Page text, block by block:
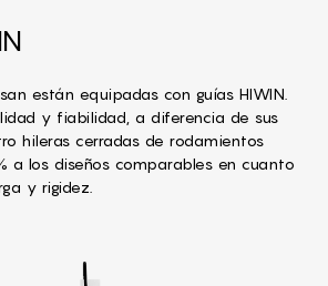
están equipadas con guías HIWIN.
y fiabilidad, a diferencia de sus
hileras cerradas de rodamientos
a los diseños comparables en cuanto
y rigidez.